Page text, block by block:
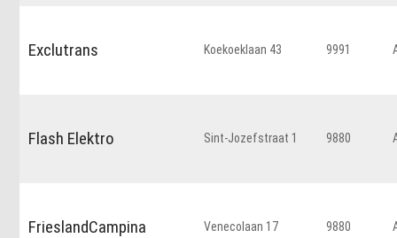
Exclutrans Koekoeklaan 43 9991
Flash Elektro Sint-Jozefstraat 1 9880
FrieslandCampina Venecolaan 17 9880